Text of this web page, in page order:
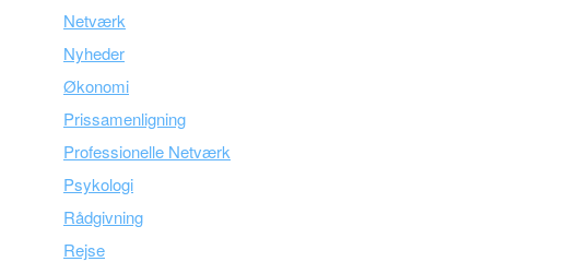
Netværk
Nyheder
Økonomi
Prissamenligning
Professionelle Netværk
Psykologi
Rådgivning
Rejse